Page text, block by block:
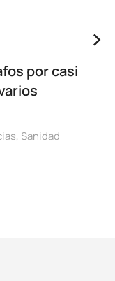
por casi
, Sanidad